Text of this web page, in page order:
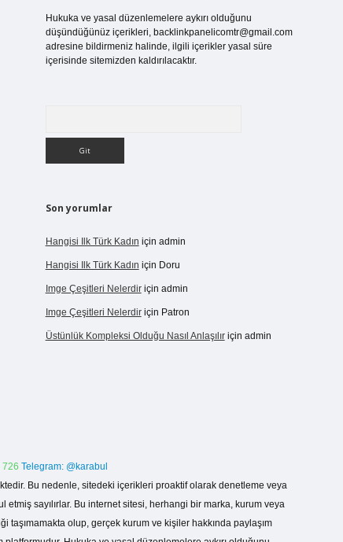
Hukuka ve yasal düzenlemelere aykırı olduğunu
düşündüğünüz içerikleri, backlinkpanelicomtr@gmail.com
adresine bildirmeniz halinde, ilgili içerikler yasal süre
içerisinde sitemizden kaldırılacaktır.
Son yorumlar
Hangisi Ilk Türk Kadın için admin
Hangisi Ilk Türk Kadın için Doru
Imge Çeşitleri Nelerdiriçin admin
Imge Çeşitleri Nelerdiriçin Patron
Üstünlük Kompleksi Olduğu Nasıl Anlaşılıriçin admin
726 Telegram: @karabul
Bu nedenle, sitedeki içerikleri proaktif olarak denetleme veya
sayılırlar. Bu internet sitesi, herhangi bir marka, kurum veya
taşımamakta olup, gerçek kurum ve kişiler hakkında paylaşım